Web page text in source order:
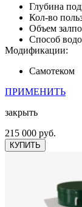
Глубина
Кол-во
Объем
Способ
Модификации:
Самотеком
ПРИМЕНИТЬ
закрыть
215 000 руб.
КУПИТЬ